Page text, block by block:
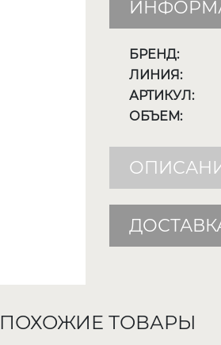
БРЕНД:
ЛИНИЯ:
АРТИКУЛ:
ОБЪЕМ:
ПОХОЖИЕ ТОВАРЫ